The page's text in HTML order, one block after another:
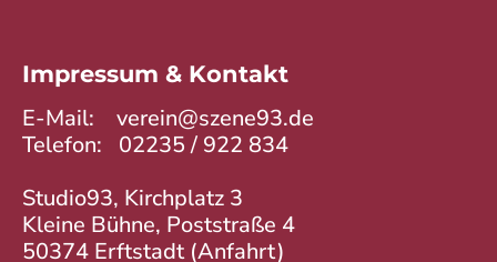
Impressum & Kontakt
E-Mail: verein@szene93.de
Telefon: 02235 / 922 834
Studio93, Kirchplatz 3
Kleine Bühne, Poststraße 4
50374 Erftstadt (Anfahrt)